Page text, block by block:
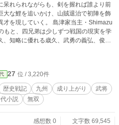
呆れられながらも、剣を握れば誰より前
大な鯉を追いかけ、山賊退治で初陣を飾
才を現していく。 島津家当主・Shimazu
もと、四兄弟は少しずつ戦国の現実を学
、知略に優れる歳久、武勇の義弘、俊足
る家久。四人は互いを支え合いながら、
」。 鬼神のごとき突撃で名を轟かせる義
・大友家三万の大軍を迎え撃つ「耳川の
。 誰もが島津滅亡を予想する中、義弘は
あるわ」 敵を恐怖で崩し、戦場を切り裂
に兵たちは奮い立ち、やがて九州の勢力
27 位 / 3,220件
歴史戦記 九州 成り上がり
武将
小説 無双
感想数 0
文字数 69,545